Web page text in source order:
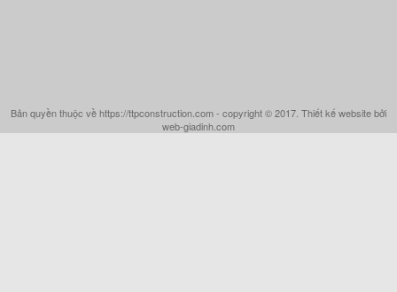
Bản quyền thuộc về https://ttpconstruction.com - copyright © 2017. Thiết kế website bởi
web-giadinh.com